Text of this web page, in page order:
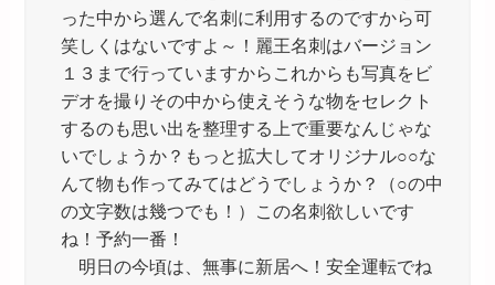
った中から選んで名刺に利用するのですから可
笑しくはないですよ～！麗王名刺はバージョン
１３まで行っていますからこれからも写真をビ
デオを撮りその中から使えそうな物をセレクト
するのも思い出を整理する上で重要なんじゃな
いでしょうか？もっと拡大してオリジナル○○な
んて物も作ってみてはどうでしょうか？（○の中
の文字数は幾つでも！）この名刺欲しいです
ね！予約一番！
明日の今頃は、無事に新居へ！安全運転でね